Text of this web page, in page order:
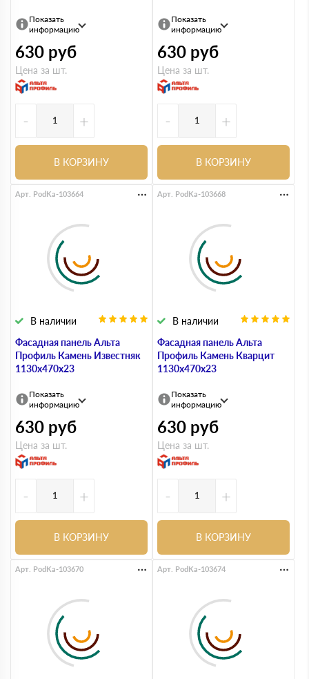
Показать
информацию
630 руб
Цена за шт.
- +
В КОРЗИНУ
Показать
информацию
630 руб
Цена за шт.
- +
В КОРЗИНУ
Фасадная панель Альта
Профиль Камень Известняк
1130х470х23
В наличии
Арт. PodKa-103664
Показать
информацию
630 руб
Цена за шт.
- +
В КОРЗИНУ
Фасадная панель Альта
Профиль Камень Кварцит
1130х470х23
В наличии
Арт. PodKa-103668
Показать
информацию
630 руб
Цена за шт.
- +
В КОРЗИНУ
Арт. PodKa-103670 Арт. PodKa-103674